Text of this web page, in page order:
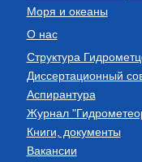
Моря и океаны
О нас
Структура
Диссертационный
Аспирантура
Журнал
Книги, документы
Вакансии